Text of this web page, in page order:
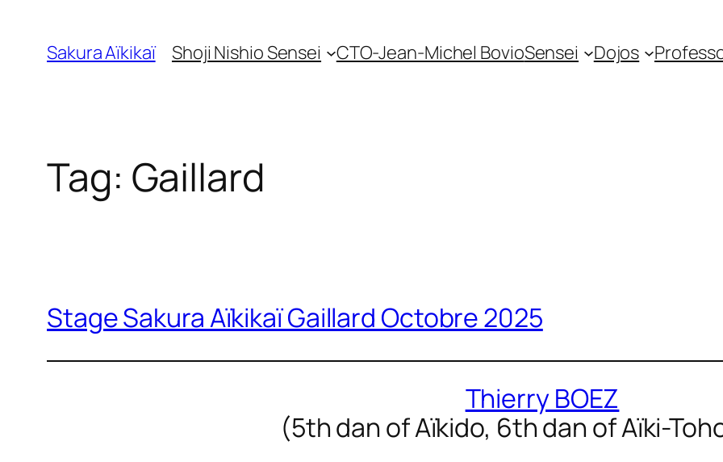
content
Sakura Aïkikaï Shoji Nishio Sensei CTO-Jean-Michel BovioSensei Dojos
Tag: Gaillard
Stage Sakura Aïkikaï Gaillard Octobre 2025
Thierry BOEZ
(5th dan of Aïkido, 6th dan of Aïki-